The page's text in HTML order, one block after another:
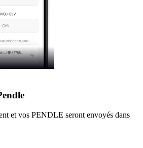
et vos PENDLE seront envoyés dans